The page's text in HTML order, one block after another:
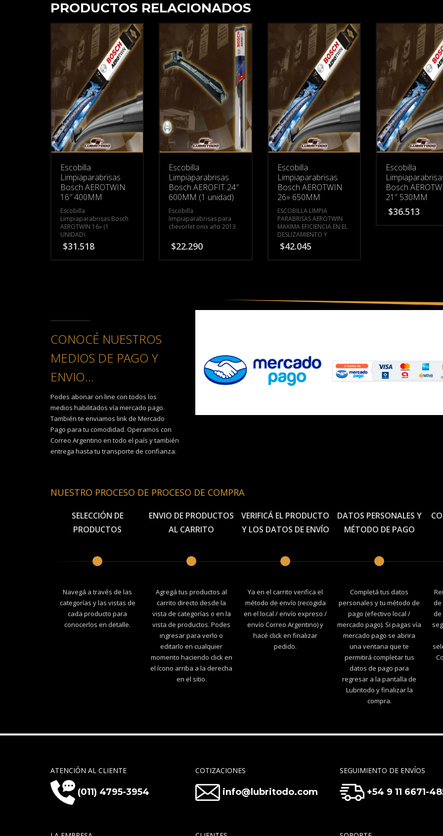
PRODUCTOS RELACIONADOS
Escobilla
Limpiaparabrisas
Bosch AEROTWIN
16″ 400MM
Escobilla
Limpiaparabrisas Bosch
AEROTWIN 16» (1
UNIDAD)
$31.518
Escobilla
Limpiaparabrisas
Bosch AEROFIT 24″
600MM (1 unidad)
Escobilla
limpiaparabrisas para
chevorlet onix año 2013
$22.290
Escobilla
Limpiaparabrisas
Bosch AEROTWIN
26» 650MM
ESCOBILLA LIMPIA
PARABRISAS AEROTWIN
MAXIMA EFICIENCIA EN EL
DESLIZAMIENTO Y
LIMPIEZA LA IMAGEN ES A
MODO ILUSTRATIVO
$42.045
Escobilla
Bosch
21″ 530MM
$36.513
CONOCÉ NUESTROS
MEDIOS DE PAGO Y
ENVIO...
Podes abonar on line con todos los
medios habilitados vía mercado pago.
También te enviamos link de Mercado
Pago para tu comodidad. Operamos con
Correo Argentino en todo el país y también
entrega hasta tu transporte de confianza.
NUESTRO PROCESO DE PROCESO DE COMPRA
SELECCIÓN DE
PRODUCTOS
Navegá a través de las
categorías y las vistas de
cada producto para
conocerlos en detalle.
ENVIO DE PRODUCTOS
AL CARRITO
Agregá tus productos al
carrito directo desde la
vista de categorías o en la
vista de productos. Podes
ingresar para verlo o
editarlo en cualquier
momento haciendo click en
el ícono arriba a la derecha
en el sitio.
VERIFICÁ EL PRODUCTO
Y LOS DATOS DE ENVÍO
Ya en el carrito verifica el
método de envío (recogida
en el local / envío expreso /
envío Correo Argentino) y
hacé click en finalizar
pedido.
DATOS PERSONALES Y
MÉTODO DE PAGO
Completá tus datos
personales y tu método de
pago (efectivo local /
mercado pago). Si pagas vía
mercado pago se abrira
una ventana que te
permitirá completar tus
datos de pago para
regresar a la pantalla de
Lubritodo y finalizar la
compra.
de
de
ATENCIÓN AL CLIENTE
(011) 4795-3954
COTIZACIONES
info@lubritodo.com
SEGUIMIENTO DE ENVÍOS
+54 9 11 6671-